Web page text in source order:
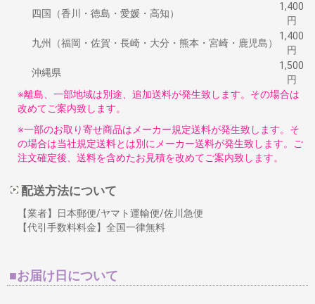
四国（香川・徳島・愛媛・高知）
1,400
円
九州（福岡・佐賀・長崎・大分・熊本・宮崎・鹿児島）
1,400
円
沖縄県
1,500
円
※離島、一部地域は別途、追加送料が発生致します。その場合は
改めてご案内致します。
※一部のお取り寄せ商品はメーカー規定送料が発生致します。そ
の場合は当社規定送料とは別にメーカー送料が発生致します。ご
注文確定後、送料を含めたお見積を改めてご案内致します。
配送方法について
【業者】日本郵便/ヤマト運輸便/佐川急便
【代引手数料料金】全国一律無料
■お届け日について